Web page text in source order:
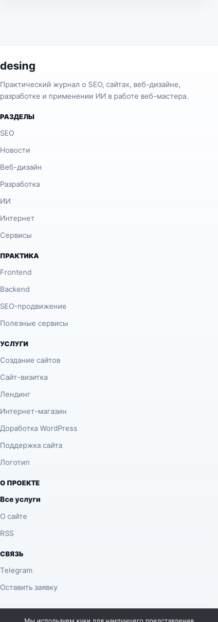
desing
Практический журнал о SEO, сайтах, веб-дизайне,
разработке и применении ИИ в работе веб-мастера.
РАЗДЕЛЫ
SEO
Новости
Веб-дизайн
Разработка
ИИ
Интернет
Сервисы
ПРАКТИКА
Frontend
Backend
SEO-продвижение
Полезные сервисы
УСЛУГИ
Создание сайтов
Сайт-визитка
Лендинг
Интернет-магазин
Доработка WordPress
Поддержка сайта
Логотип
О ПРОЕКТЕ
Все услуги
О сайте
RSS
СВЯЗЬ
Telegram
Оставить заявку
© 2026 desing.com.ua — материалы о SEO, веб-дизайне,